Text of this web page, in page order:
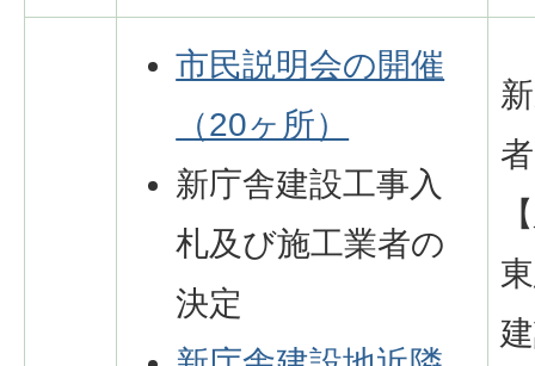
市民説明会の開催
（20ヶ所）
新庁舎建設工事入
札及び施工業者の
決定
者